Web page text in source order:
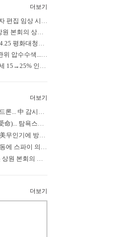
더보기
中 6세 아동, 뇌 유전자 편집 임상 시험 중 사망... 의료진 1년간 ....
‘파룬궁 보호법’ 美 상원 본회의 상정... 최종 입법 ‘초읽기’
[기자회견] “파룬궁 ‘4.25 평화대청원’ 기념 & 중공의 션윈 공연 .....
美 FBI, 조지아주 선관위 압수수색... 트럼프 “부정선거 증거 확보....
트럼프, 한국 상호관세 15→25% 인상... “韓 국회 무력합의 미비준”....
더보기
[이슈 TV] 美 민간 드론... 中 감시망 뚫고 군함 근접 촬영
[5] 숭후수명(崇侯受命)... 탐욕스러운 북백후, 정벌의 기치를 올.....
軍, 한미 연합훈련 美무인기에 방공태세 발령... 왜?
美의회, 中 유엔 활동에 스파이 의혹 제기
‘파룬궁 보호법’ 美 상원 본회의 상정... 최종 입법 ‘초읽기’
더보기